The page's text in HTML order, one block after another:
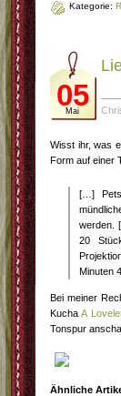
Kategorie:
05
Mai
Wisst ihr, was
Form auf einer
[…]
werden.
20
Minuten
Bei meiner
KuchaA
Tonspur
Ähnliche